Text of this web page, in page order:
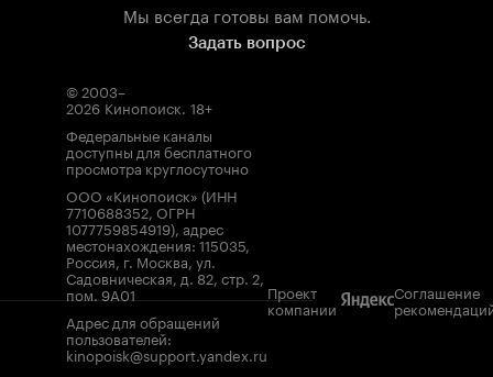
Мы всегда готовы вам помочь.
Задать вопрос
© 2003–
2026 Кинопоиск. 18+
Федеральные каналы
доступны для бесплатного
просмотра круглосуточно
ООО «Кинопоиск» (ИНН
7710688352, ОГРН
1077759854919), адрес
местонахождения: 115035,
Россия, г. Москва, ул.
Садовническая, д. 82, стр. 2,
пом. 9А01
Адрес для обращений
пользователей:
kinopoisk@support.yandex.ru
Проект
компании
Соглашение